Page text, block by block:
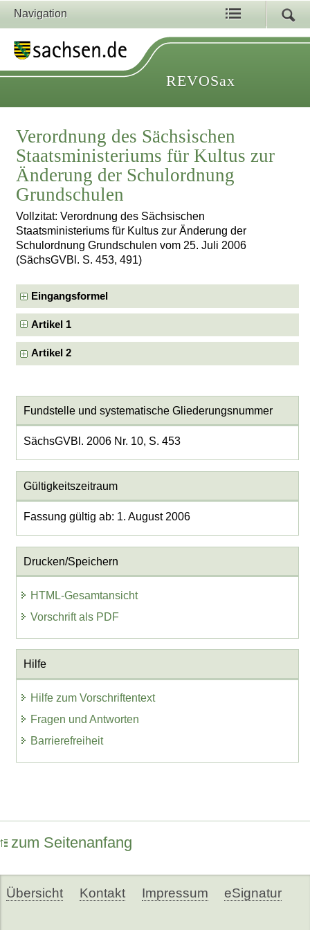
Navigation
REVOSax
Verordnung des Sächsischen
Staatsministeriums für Kultus zur
Änderung der Schulordnung
Grundschulen
Vollzitat: Verordnung des Sächsischen
Staatsministeriums für Kultus zur Änderung der
Schulordnung Grundschulen vom 25. Juli 2006
(SächsGVBl. S. 453, 491)
Eingangsformel
Artikel 1
Artikel 2
Fundstelle und systematische Gliederungsnummer
SächsGVBl. 2006 Nr. 10, S. 453
Gültigkeitszeitraum
Fassung gültig ab: 1. August 2006
Drucken/Speichern
HTML-Gesamtansicht
Vorschrift als PDF
Hilfe
Hilfe zum Vorschriftentext
Fragen und Antworten
Barrierefreiheit
zum Seitenanfang
Übersicht Kontakt Impressum eSignatur